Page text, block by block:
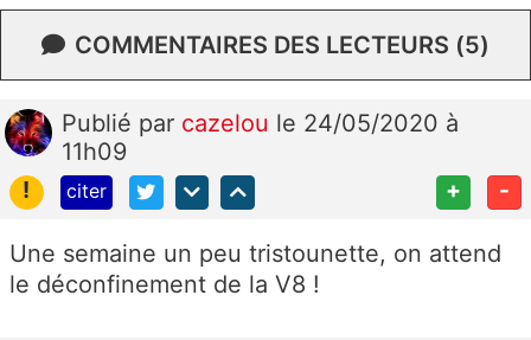
COMMENTAIRES DES LECTEURS (5)
Publié par cazelou le 24/05/2020 à
11h09
!
citer + -
Une semaine un peu tristounette, on attend
le déconfinement de la V8 !